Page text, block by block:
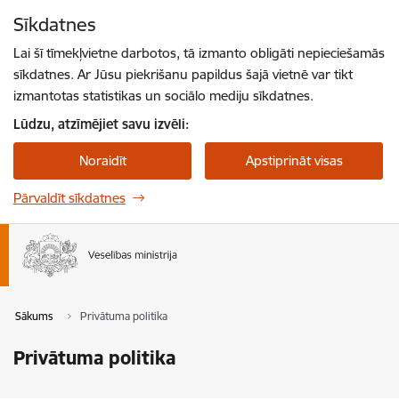
Sīkdatnes
Lai šī tīmekļvietne darbotos, tā izmanto obligāti nepieciešamās
sīkdatnes. Ar Jūsu piekrišanu papildus šajā vietnē var tikt
izmantotas statistikas un sociālo mediju sīkdatnes.
Lūdzu, atzīmējiet savu izvēli:
Noraidīt Apstiprināt visas
Pārvaldīt sīkdatnes
Sākums Privātuma politika
Privātuma politika